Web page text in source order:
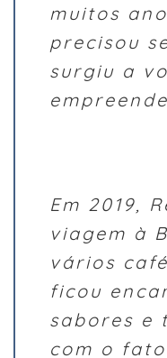
muitos
precisou
surgiu a
Em 2019,
viagem à
vários
ficou
sabores e
com o